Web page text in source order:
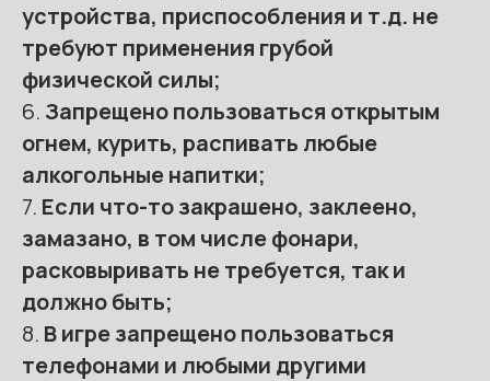
устройства, приспособления и т.д. не
требуют применения грубой
физической силы;
6. Запрещено пользоваться открытым
огнем, курить, распивать любые
алкогольные напитки;
7. Если что-то закрашено, заклеено,
замазано, в том числе фонари,
расковыривать не требуется, так и
должно быть;
8. В игре запрещено пользоваться
телефонами и любыми другими